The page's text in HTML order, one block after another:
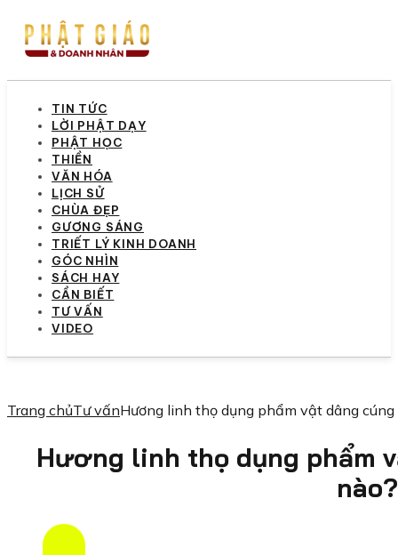
TIN TỨC
LỜI PHẬT DẠY
PHẬT HỌC
THIỀN
VĂN HÓA
LỊCH SỬ
CHÙA ĐẸP
GƯƠNG SÁNG
TRIẾT LÝ KINH DOANH
GÓC NHÌN
SÁCH HAY
CẦN BIẾT
TƯ VẤN
VIDEO
Trang chủTư vấnHương linh thọ dụng phẩm vật dâng
Hương linh thọ dụng phẩm
nào?